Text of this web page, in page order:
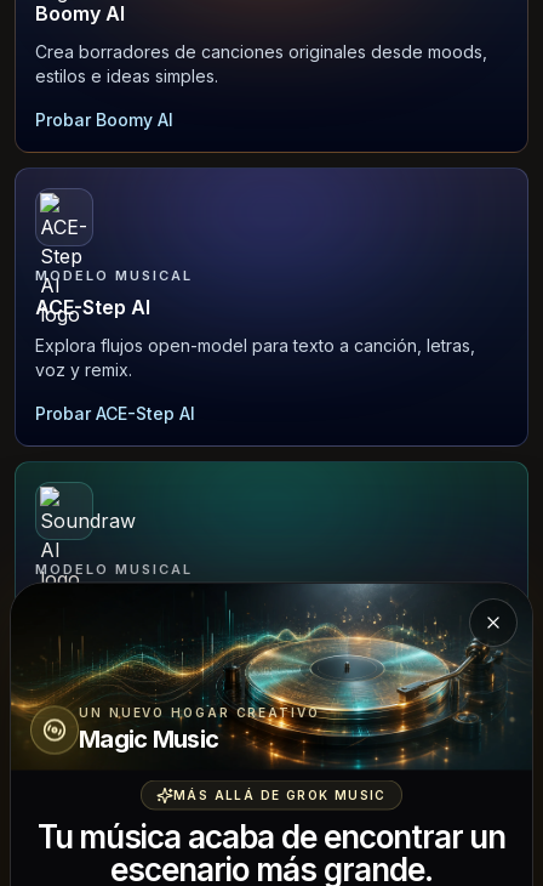
Boomy AI
Crea borradores de canciones originales desde moods,
estilos e ideas simples.
Probar Boomy AI
MODELO MUSICAL
ACE-Step AI
Explora flujos open-model para texto a canción, letras,
voz y remix.
Probar ACE-Step AI
MODELO MUSICAL
Genera beats de estilo royalty-free, stems e ideas de
música de fondo.
Probar Soundraw AI
HERRAMIENTA DE AUDIO
UN NUEVO HOGAR CREATIVO
Magic Music
MÁS ALLÁ DE GROK MUSIC
Tu música acaba de encontrar un
escenario más grande.